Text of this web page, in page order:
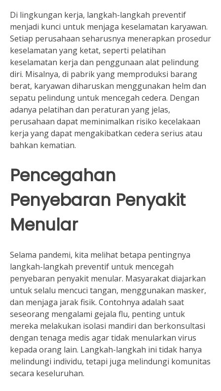
Di lingkungan kerja, langkah-langkah preventif
menjadi kunci untuk menjaga keselamatan karyawan.
Setiap perusahaan seharusnya menerapkan prosedur
keselamatan yang ketat, seperti pelatihan
keselamatan kerja dan penggunaan alat pelindung
diri. Misalnya, di pabrik yang memproduksi barang
berat, karyawan diharuskan menggunakan helm dan
sepatu pelindung untuk mencegah cedera. Dengan
adanya pelatihan dan peraturan yang jelas,
perusahaan dapat meminimalkan risiko kecelakaan
kerja yang dapat mengakibatkan cedera serius atau
bahkan kematian.
Pencegahan
Penyebaran Penyakit
Menular
Selama pandemi, kita melihat betapa pentingnya
langkah-langkah preventif untuk mencegah
penyebaran penyakit menular. Masyarakat diajarkan
untuk selalu mencuci tangan, menggunakan masker,
dan menjaga jarak fisik. Contohnya adalah saat
seseorang mengalami gejala flu, penting untuk
mereka melakukan isolasi mandiri dan berkonsultasi
dengan tenaga medis agar tidak menularkan virus
kepada orang lain. Langkah-langkah ini tidak hanya
melindungi individu, tetapi juga melindungi komunitas
secara keseluruhan.